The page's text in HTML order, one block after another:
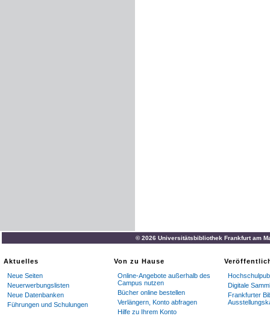
© 2026 Universitätsbibliothek Frankfurt am
Aktuelles
Neue Seiten
Neuerwerbungslisten
Neue Datenbanken
Führungen und Schulungen
Von zu Hause
Online-Angebote außerhalb des
Campus nutzen
Bücher online bestellen
Verlängern, Konto abfragen
Hilfe zu Ihrem Konto
Digitale
Frankfurter